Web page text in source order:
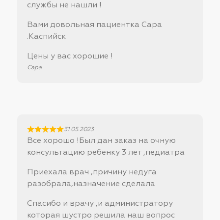
службы не нашли !
Вами довольная пациентка Сара
.Каспийск
Цены у вас хорошие !
Сара
31.05.2023
Все хорошо !Был дан заказ на очную
консультацию ребенку 3 лет ,педиатра
Приехала врач ,причину недуга
разобрала,назначение сделала
Спасибо и врачу ,и администратору
которая шустро решила наш вопрос